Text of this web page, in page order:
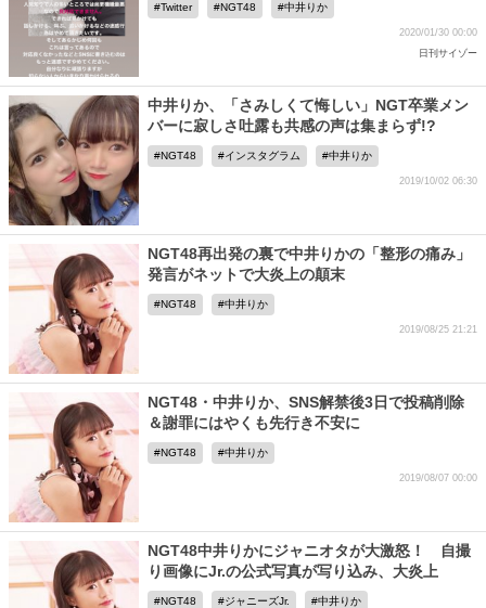
Twitter NGT48 中井りか
2020/01/30 00:00
日刊サイゾー
中井りか、「さみしくて悔しい」NGT卒業メン
バーに寂しさ吐露も共感の声は集まらず!?
NGT48 インスタグラム 中井りか
2019/10/02 06:30
NGT48再出発の裏で中井りかの「整形の痛み」
発言がネットで大炎上の顛末
NGT48 中井りか
2019/08/25 21:21
NGT48・中井りか、SNS解禁後3日で投稿削除
＆謝罪にはやくも先行き不安に
NGT48 中井りか
2019/08/07 00:00
NGT48中井りかにジャニオタが大激怒！ 自撮
り画像にJr.の公式写真が写り込み、大炎上
NGT48 ジャニーズJr. 中井りか